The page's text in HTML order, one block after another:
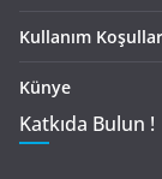
Kullanım
Künye
Katkıda Bulun !